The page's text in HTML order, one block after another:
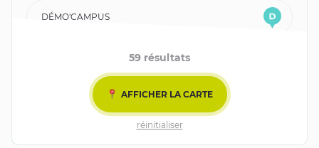
DÉMO'CAMPUS
MENTORAT
59 résultats
AFFICHER LA CARTE
réinitialiser
AFFICHER LES FILTRES